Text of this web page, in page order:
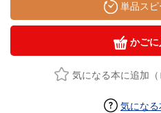
単品ス
かごに
気になる本に追加（
気にな